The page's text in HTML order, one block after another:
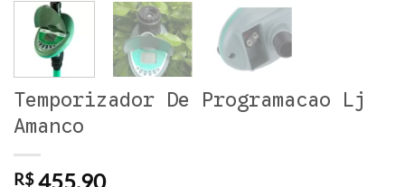
Temporizador De Programacao Lj
Amanco
R$455,90